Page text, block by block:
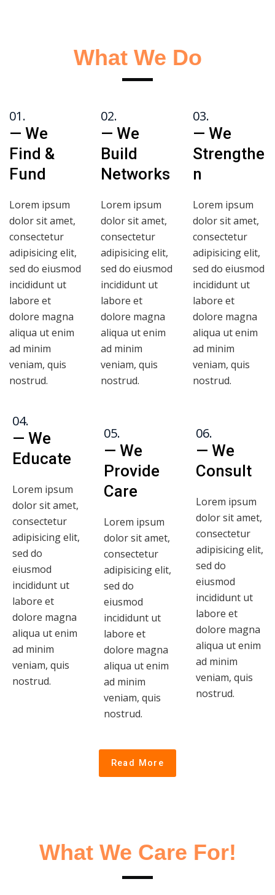
What We Do
01.
— We
Find &
Fund
Lorem ipsum
dolor sit amet,
consectetur
adipisicing elit,
sed do eiusmod
incididunt ut
labore et
dolore magna
aliqua ut enim
ad minim
veniam, quis
nostrud.
02.
— We
Build
Networks
Lorem ipsum
dolor sit amet,
consectetur
adipisicing elit,
sed do eiusmod
incididunt ut
labore et
dolore magna
aliqua ut enim
ad minim
veniam, quis
nostrud.
03.
— We
Strengthe
n
Lorem ipsum
dolor sit amet,
consectetur
adipisicing elit,
sed do eiusmod
incididunt ut
labore et
dolore magna
aliqua ut enim
ad minim
veniam, quis
nostrud.
04.
— We
Educate
Lorem ipsum
dolor sit amet,
consectetur
adipisicing elit,
sed do
eiusmod
incididunt ut
labore et
dolore magna
aliqua ut enim
ad minim
veniam, quis
nostrud.
05.
— We
Provide
Care
Lorem ipsum
dolor sit amet,
consectetur
adipisicing elit,
sed do
eiusmod
incididunt ut
labore et
dolore magna
aliqua ut enim
ad minim
veniam, quis
nostrud.
06.
— We
Consult
Lorem ipsum
dolor sit amet,
consectetur
adipisicing elit,
sed do
eiusmod
incididunt ut
labore et
dolore magna
aliqua ut enim
ad minim
veniam, quis
nostrud.
Read More
What We Care For!